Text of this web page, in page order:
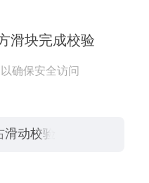
滑块完成校验
确保安全访问